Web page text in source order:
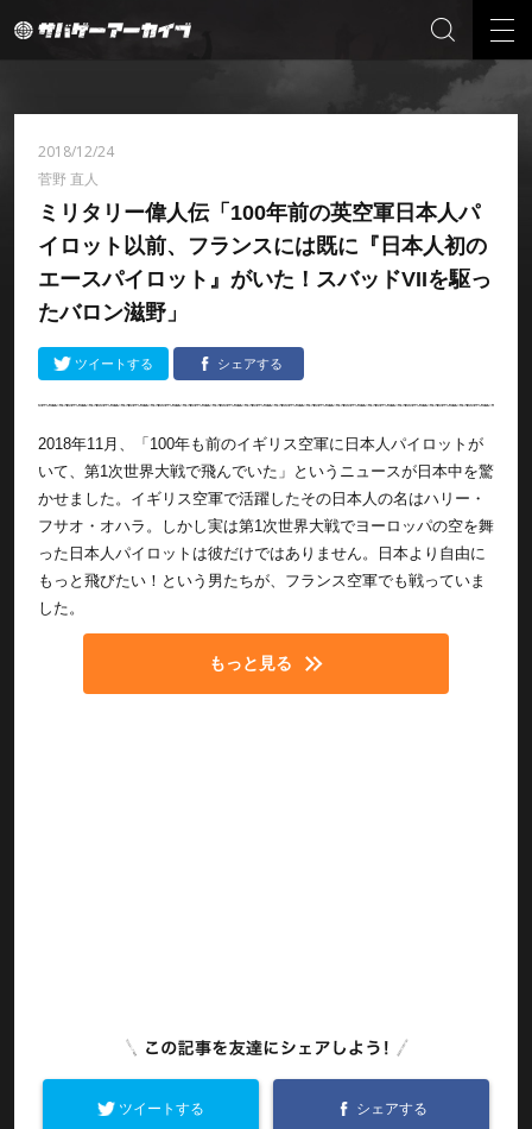
2018/12/24
菅野 直人
ミリタリー偉人伝「100年前の英空軍日本人パ
イロット以前、フランスには既に『日本人初の
エースパイロット』がいた！スバッドVIIを駆っ
たバロン滋野」
ツイートする シェアする
2018年11月、「100年も前のイギリス空軍に日本人パイロットが
いて、第1次世界大戦で飛んでいた」というニュースが日本中を驚
かせました。イギリス空軍で活躍したその日本人の名はハリー・
フサオ・オハラ。しかし実は第1次世界大戦でヨーロッパの空を舞
った日本人パイロットは彼だけではありません。日本より自由に
もっと飛びたい！という男たちが、フランス空軍でも戦っていま
した。
もっと見る
ツイートする シェアする